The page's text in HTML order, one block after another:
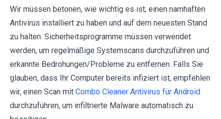
Wir müssen betonen, wie wichtig es ist, einen namhaften
Antivirus installiert zu haben und auf dem neuesten Stand
zu halten. Sicherheitsprogramme müssen verwendet
werden, um regelmäßige Systemscans durchzuführen und
erkannte Bedrohungen/Probleme zu entfernen. Falls Sie
glauben, dass Ihr Computer bereits infiziert ist, empfehlen
wir, einen Scan mit Combo Cleaner Antivirus für Android
durchzuführen, um infiltrierte Malware automatisch zu